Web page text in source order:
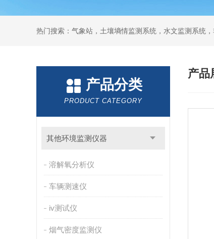
热门搜索：气象站，土壤墒情监测系统，水文监测系统
产品分类
PRODUCT CATEGORY
其他环境监测仪器
溶解氧分析仪
车辆测速仪
iv测试仪
烟气密度监测仪
产品